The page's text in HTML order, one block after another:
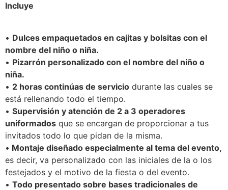
Incluye
• Dulces empaquetados en cajitas y bolsitas con el
nombre del niño o niña.
• Pizarrón personalizado con el nombre del niño o
niña.
• 2 horas continúas de servicio durante las cuales se
está rellenando todo el tiempo.
• Supervisión y atención de 2 a 3 operadores
uniformados que se encargan de proporcionar a tus
invitados todo lo que pidan de la misma.
• Montaje diseñado especialmente al tema del evento,
es decir, va personalizado con las iniciales de la o los
festejados y el motivo de la fiesta o del evento.
• Todo presentado sobre bases tradicionales de